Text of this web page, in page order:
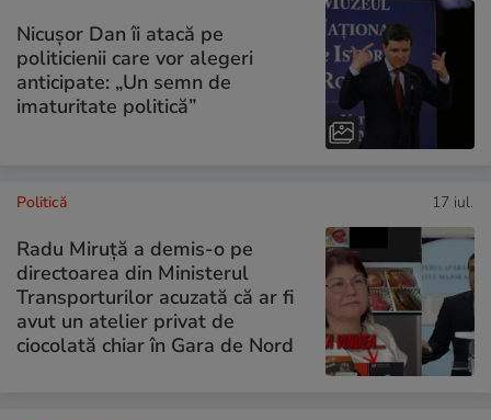
Nicușor Dan îi atacă pe
politicienii care vor alegeri
anticipate: „Un semn de
imaturitate politică”
Politică 17 iul.
Radu Miruță a demis-o pe
directoarea din Ministerul
Transporturilor acuzată că ar fi
avut un atelier privat de
ciocolată chiar în Gara de Nord